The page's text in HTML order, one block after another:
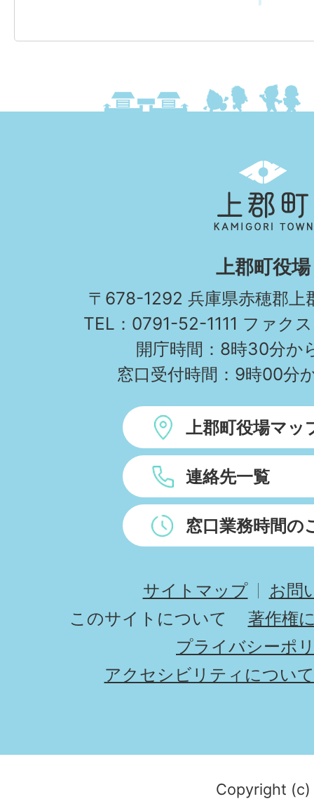
郡
町
KAMIGORI
TOWN
上郡町役場
〒678-1292 兵庫県赤穂郡上
TEL：0791-52-1111 ファク
開庁時間：8時30分か
窓口受付時間：9時00分
上郡町役場マッ
連絡先一覧
窓口業務時間の
サイトマップ
お問
このサイトについて
著作権
プライバシーポ
アクセシビリティについて
Copyright (c)